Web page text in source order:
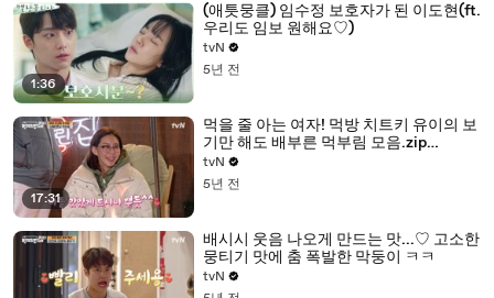
1:36
(애틋뭉클) 임수정 보호자가 된 이도현(ft.
우리도 임보 원해요♡)
tvN
5년 전
17:31
먹을 줄 아는 여자! 먹방 치트키 유이의 보
기만 해도 배부른 먹부림 모음.zip
#highlight
tvN
5년 전
배시시 웃음 나오게 만드는 맛...♡ 고소한
뭉티기 맛에 춤 폭발한 막둥이 ㅋㅋ
tvN